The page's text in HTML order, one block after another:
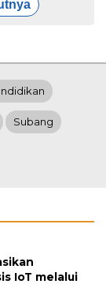
Subang
IoT melalui